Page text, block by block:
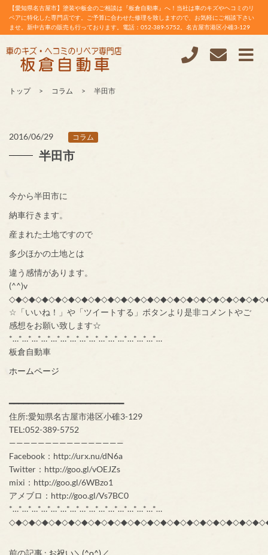
【愛知県名古屋市】塗装や板金のご相談は『板倉自動車』へ！当社は車のキズやヘコミのリ
ペアに特化した専門店です。ご予算に合わせた修理を致しますので、お気軽にご相談下さい
ませ。新中古車の販売も行っております。電話：052-389-5752。名古屋市港区小碓3-129
トップ コラム 半田市
2016/06/29 コラム
半田市
今から半田市に
納車行きます。
産まれた土地ですので
多少ほかの土地とは
違う感情があります。
(^^)v
☆「いいね！」や「ツイートする」ボタンより是非コメントやご
感想をお願い致します☆
*…*…*…*…*…*…*…*…*…*…*…*…*…*…*…*…
板倉自動車
ホームページ
━━━━━━━━━━━━━━━━━━━━━━━━
住所:愛知県名古屋市港区小碓3-129
TEL:052-389-5752
————————————————
Facebook：http://urx.nu/dN6a
Twitter：http://goo.gl/vOEJZs
mixi：http://goo.gl/6WBzo1
アメブロ：http://goo.gl/Vs7BC0
*…*…*…*…*…*…*…*…*…*…*…*…*…*…*…*…